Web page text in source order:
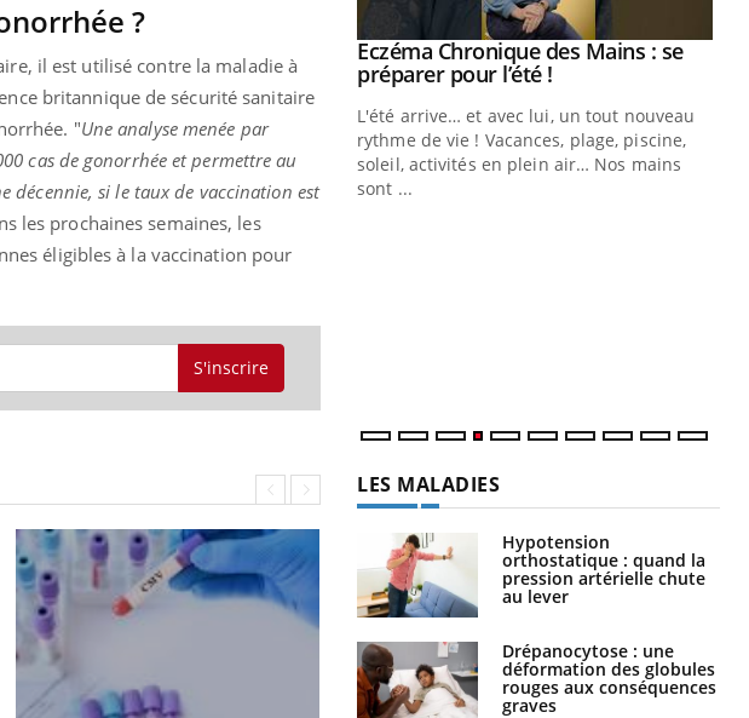
?
il est utilisé contre la maladie à
britannique de sécurité sanitaire
"Une analyse menée par
cas de gonorrhée et permettre au
décennie, si le taux de vaccination est
les prochaines semaines, les
éligibles à la vaccination pour
S'inscrire
Insuline & Charge mentale : et si on
en parler??Youtube
2026, l'insuline dans le diabète de type 2
entourée d'idées reçues chez les
comme parfois chez les soignants.
Youtube
Eczéma Chronique des Mains : se
préparer pour l’été !Youtube
L'été arrive… et avec lui, un tout nouveau
rythme de vie ! Vacances, plage, piscine,
soleil, activités en plein air… Nos mains
sont ...
LES MALADIES
Hypotension
orthostatique : quand la
pression artérielle chute
au lever
Drépanocytose : une
déformation des globules
rouges aux conséquences
graves